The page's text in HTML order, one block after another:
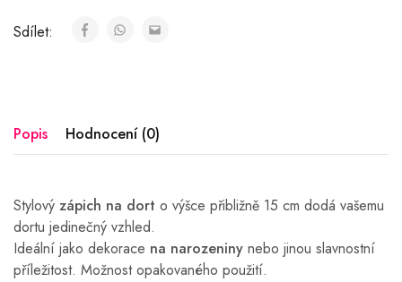
Sdílet:
Popis Hodnocení (0)
Stylový zápich na dort o výšce přibližně 15 cm dodá vašemu
dortu jedinečný vzhled.
Ideální jako dekorace na narozeniny nebo jinou slavnostní
příležitost. Možnost opakovaného použití.